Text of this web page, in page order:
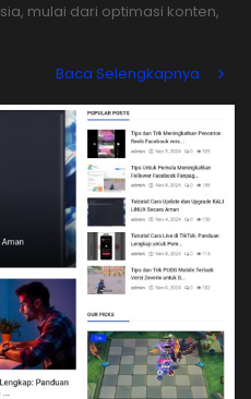
mulai dari optimasi konten,
Baca Selengkapnya